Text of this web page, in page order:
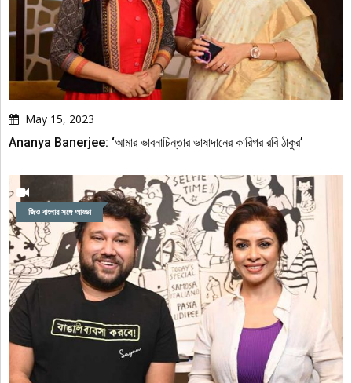
May 15, 2023
Ananya Banerjee: ‘আমার ভাবনাচিন্তার ভাষাদানের কারিগর রবি ঠাকুর’
জিও বাংলার সঙ্গে আড্ডা